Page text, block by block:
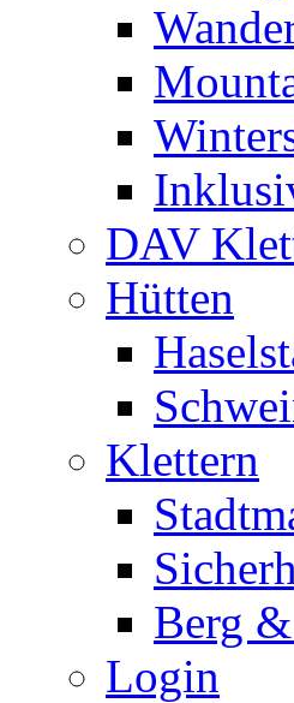
DAV
Hütten
Klettern
Berg
Login